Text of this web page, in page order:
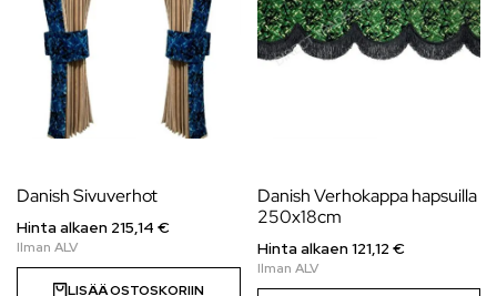
Danish Sivuverhot
Hinta alkaen 215,14 €
LISÄÄ OSTOSKORIIN
Danish Verhokappa hapsuilla
250x18cm
Hinta alkaen 121,12 €